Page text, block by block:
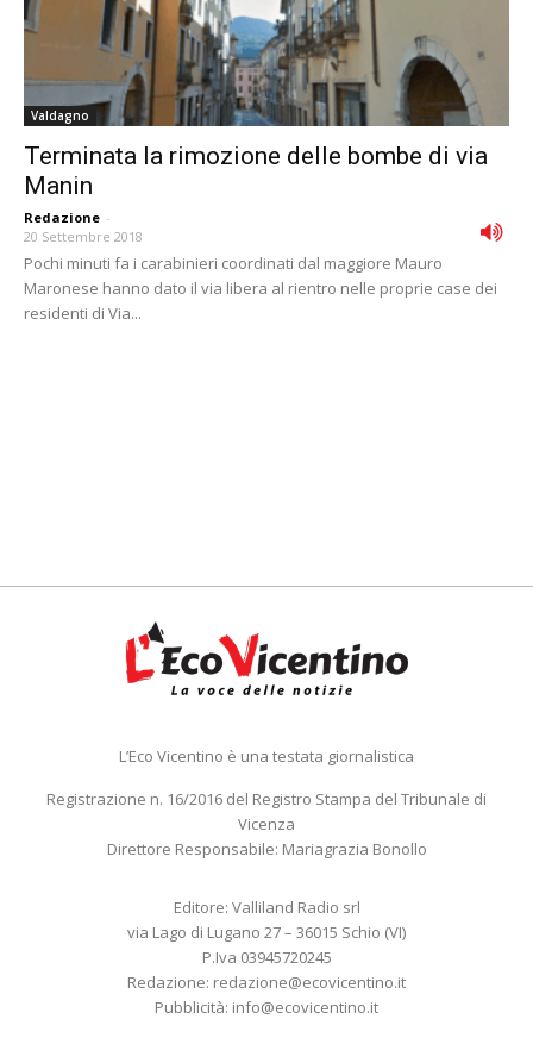
Valdagno
Terminata la rimozione delle bombe di via
Manin
Redazione -
20 Settembre 2018
Pochi minuti fa i carabinieri coordinati dal maggiore Mauro
Maronese hanno dato il via libera al rientro nelle proprie case dei
residenti di Via...
L’Eco Vicentino è una testata giornalistica
Registrazione n. 16/2016 del Registro Stampa del Tribunale di
Vicenza
Direttore Responsabile: Mariagrazia Bonollo
Editore: Valliland Radio srl
via Lago di Lugano 27 – 36015 Schio (VI)
P.Iva 03945720245
Redazione: redazione@ecovicentino.it
Pubblicità: info@ecovicentino.it